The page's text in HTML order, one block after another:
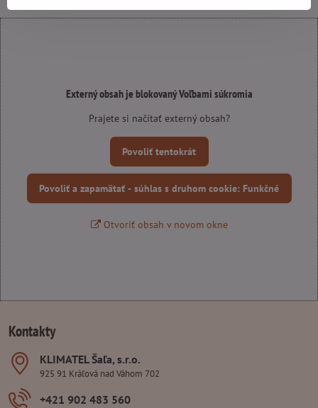
Externý obsah je blokovaný Voľbami súkromia
Prajete si načítať externý obsah?
Povoliť tentokrát
Povoliť a zapamätať - súhlas s druhom cookie: Funkčné
Otvoriť obsah v novom okne
Kontakty
KLIMATEL Šaľa, s​.r​.o​.
925 91 Kráľová nad Váhom 702
+421 902 483 560